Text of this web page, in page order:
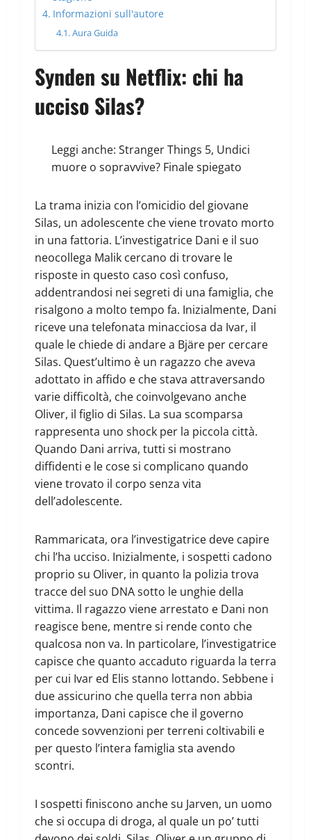
Informazioni sull'autore
Aura Guida
Synden su Netflix: chi ha
ucciso Silas?
Leggi anche: Stranger Things 5, Undici
muore o sopravvive? Finale spiegato
La trama inizia con l’omicidio del giovane
Silas, un adolescente che viene trovato morto
in una fattoria. L’investigatrice Dani e il suo
neocollega Malik cercano di trovare le
risposte in questo caso così confuso,
addentrandosi nei segreti di una famiglia, che
risalgono a molto tempo fa. Inizialmente, Dani
riceve una telefonata minacciosa da Ivar, il
quale le chiede di andare a Bjäre per cercare
Silas. Quest’ultimo è un ragazzo che aveva
adottato in affido e che stava attraversando
varie difficoltà, che coinvolgevano anche
Oliver, il figlio di Silas. La sua scomparsa
rappresenta uno shock per la piccola città.
Quando Dani arriva, tutti si mostrano
diffidenti e le cose si complicano quando
viene trovato il corpo senza vita
dell’adolescente.
Rammaricata, ora l’investigatrice deve capire
chi l’ha ucciso. Inizialmente, i sospetti cadono
proprio su Oliver, in quanto la polizia trova
tracce del suo DNA sotto le unghie della
vittima. Il ragazzo viene arrestato e Dani non
reagisce bene, mentre si rende conto che
qualcosa non va. In particolare, l’investigatrice
capisce che quanto accaduto riguarda la terra
per cui Ivar ed Elis stanno lottando. Sebbene i
due assicurino che quella terra non abbia
importanza, Dani capisce che il governo
concede sovvenzioni per terreni coltivabili e
per questo l’intera famiglia sta avendo
scontri.
I sospetti finiscono anche su Jarven, un uomo
che si occupa di droga, al quale un po’ tutti